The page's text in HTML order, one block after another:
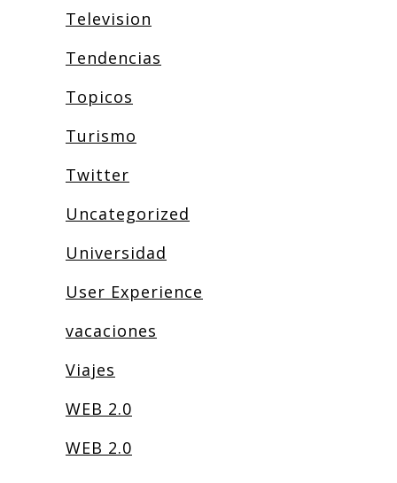
Television
Tendencias
Topicos
Turismo
Twitter
Uncategorized
Universidad
User Experience
vacaciones
Viajes
WEB 2.0
WEB 2.0